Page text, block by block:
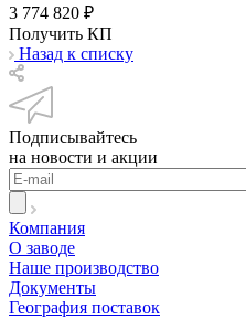
3 774 820 ₽
Получить КП
Назад к списку
Подписывайтесь
на новости и акции
Компания
О заводе
Наше производство
Документы
География поставок